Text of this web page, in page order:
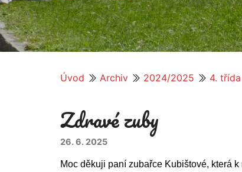
Úvod Archiv 2024/2025 4. třída
Zdravé zuby
26. 6. 2025
Moc děkuji paní zubařce Kubištové, která